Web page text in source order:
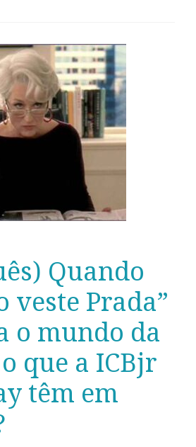
Quando
veste Prada”
o mundo da
que a ICBjr
têm em